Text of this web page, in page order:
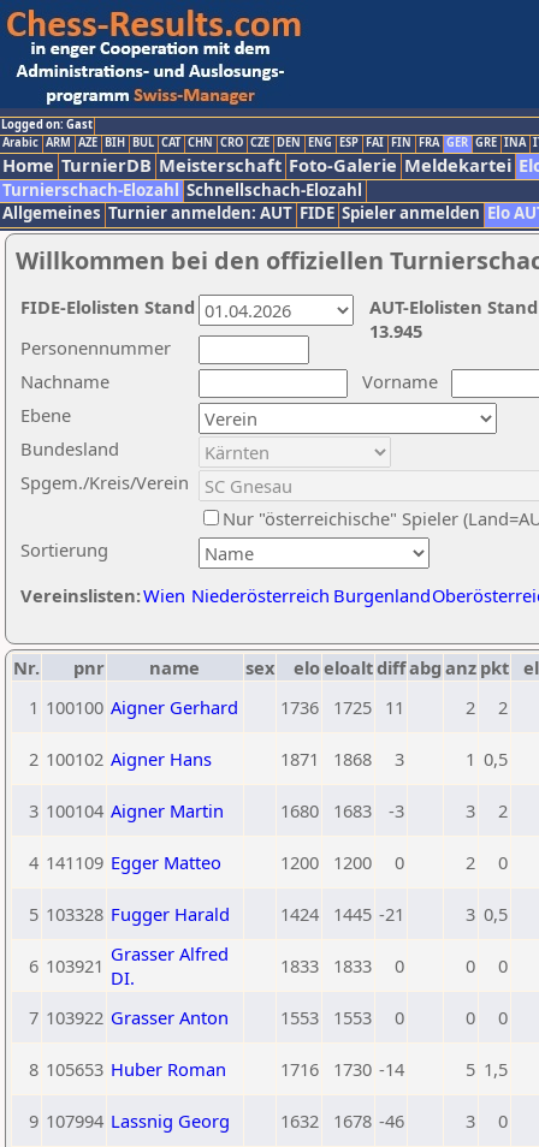
Logged on: Gast
Arabic ARM AZE BIH BUL CAT CHN CRO CZE DEN ENG ESP FAI FIN FRA GER GRE INA
Home TurnierDB Meisterschaft Foto-Galerie Meldekartei
Turnierschach-Elozahl Schnellschach-Elozahl
Allgemeines Turnier anmelden: AUT FIDE Spieler anmelden Elo
Willkommen bei den offiziellen
Nachname
Vorname
Ebene
Sortierung
Personennummer
Bundesland
Spgem./Kreis/Verein
Nur "österreichische" Spieler
Vereinslisten:Wien Niederösterreich Burgenland
AUT-Elolisten
13.945
FIDE-Elolisten Stand
Nr. pnr name sex eloeloaltdiffabg anz pkt
1 100100 Aigner Gerhard 1736 1725 11 2 2
2 100102 Aigner Hans 1871 1868 3 1 0,5
3 100104 Aigner Martin 1680 1683 -3 3 2
4 141109 Egger Matteo 1200 1200 0 2 0
5 103328 Fugger Harald 1424 1445 -21 3 0,5
6 103921 Grasser Alfred
DI.
1833 1833 0 0 0
7 103922 Grasser Anton 1553 1553 0 0 0
8 105653 Huber Roman 1716 1730 -14 5 1,5
9 107994 Lassnig Georg 1632 1678 -46 3 0